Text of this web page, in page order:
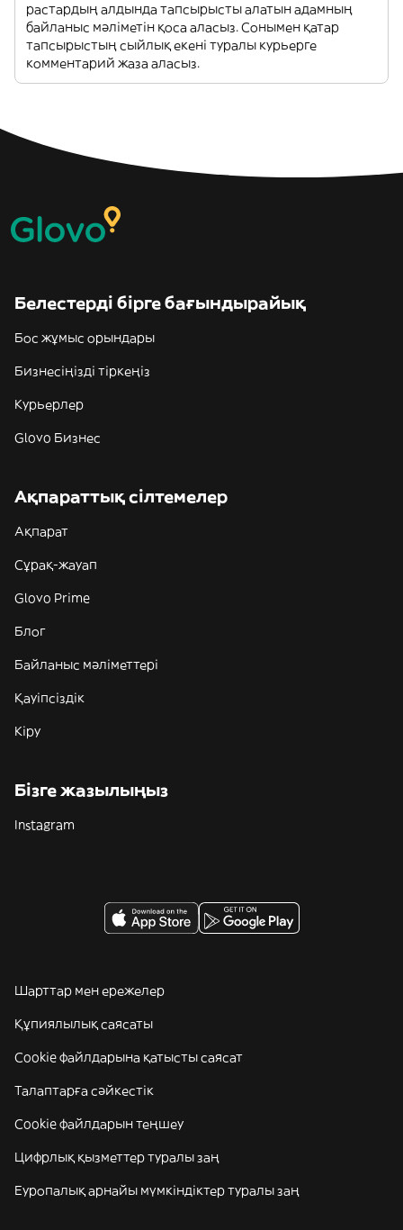
растардың алдында тапсырысты алатын адамның
байланыс мәліметін қоса аласыз. Сонымен қатар
тапсырыстың сыйлық екені туралы курьерге
комментарий жаза аласыз.
Белестерді бірге бағындырайық
Бос жұмыс орындары
Бизнесіңізді тіркеңіз
Курьерлер
Glovo Бизнес
Ақпараттық сілтемелер
Ақпарат
Сұрақ-жауап
Glovo Prime
Блог
Байланыс мәліметтері
Қауіпсіздік
Кіру
Бізге жазылыңыз
Instagram
Шарттар мен ережелер
Құпиялылық саясаты
Cookie файлдарына қатысты саясат
Талаптарға сәйкестік
Cookie файлдарын теңшеу
Цифрлық қызметтер туралы заң
Еуропалық арнайы мүмкіндіктер туралы заң